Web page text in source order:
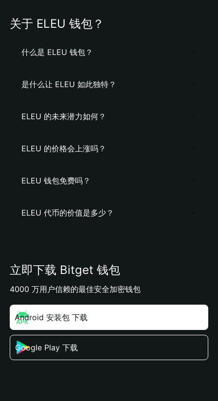
关于 ELEU 钱包？
什么是 ELEU 钱包？
是什么让 ELEU 如此独特？
ELEU 的未来潜力如何？
ELEU 的价格会上涨吗？
ELEU 钱包免费吗？
ELEU 代币的价值是多少？
立即下载 Bitget 钱包
4000 万用户信赖的最佳安全加密钱包
Android 安装包 下载
Google Play 下载